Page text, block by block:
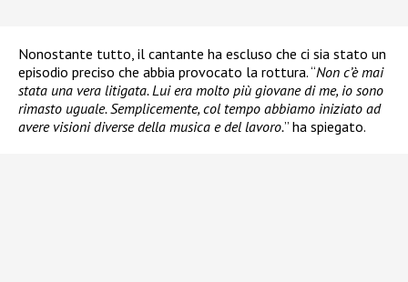
Nonostante tutto, il cantante ha escluso che ci sia stato un
episodio preciso che abbia provocato la rottura. “Non c’è mai
stata una vera litigata. Lui era molto più giovane di me, io sono
rimasto uguale. Semplicemente, col tempo abbiamo iniziato ad
avere visioni diverse della musica e del lavoro.” ha spiegato.